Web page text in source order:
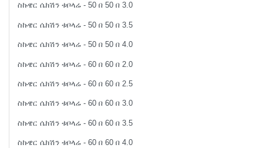
ስኩዌር ሴክሽን ቱቦላሬ - 50 በ 50 በ 3.0
ስኩዌር ሴክሽን ቱቦላሬ - 50 በ 50 በ 3.5
ስኩዌር ሴክሽን ቱቦላሬ - 50 በ 50 በ 4.0
ስኩዌር ሴክሽን ቱቦላሬ - 60 በ 60 በ 2.0
ስኩዌር ሴክሽን ቱቦላሬ - 60 በ 60 በ 2.5
ስኩዌር ሴክሽን ቱቦላሬ - 60 በ 60 በ 3.0
ስኩዌር ሴክሽን ቱቦላሬ - 60 በ 60 በ 3.5
ስኩዌር ሴክሽን ቱቦላሬ - 60 በ 60 በ 4.0